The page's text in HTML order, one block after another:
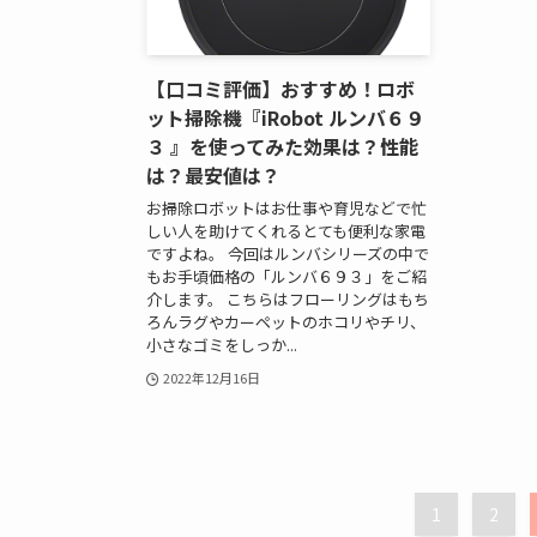
【口コミ評価】おすすめ！ロボ
ット掃除機『iRobot ルンバ６９
３ 』を使ってみた効果は？性能
は？最安値は？
お掃除ロボットはお仕事や育児などで忙
しい人を助けてくれるとても便利な家電
ですよね。 今回はルンバシリーズの中で
もお手頃価格の「ルンバ６９３」をご紹
介します。 こちらはフローリングはもち
ろんラグやカーペットのホコリやチリ、
小さなゴミをしっか...
2022年12月16日
1 2